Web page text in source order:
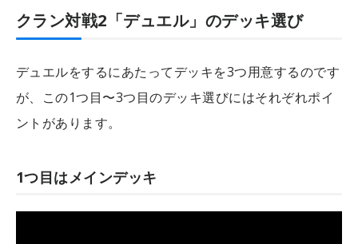
クラン対戦2「デュエル」のデッキ選び
デュエルをするにあたってデッキを3つ用意するのです
が、この1つ目〜3つ目のデッキ選びにはそれぞれポイ
ントがあります。
1つ目はメインデッキ